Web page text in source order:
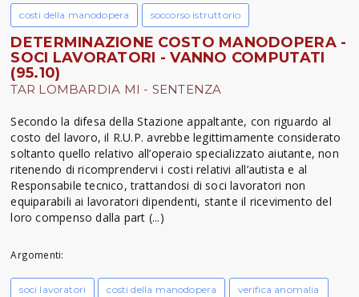
costi della manodopera soccorso istruttorio
DETERMINAZIONE COSTO MANODOPERA -
SOCI LAVORATORI - VANNO COMPUTATI
(95.10)
TAR LOMBARDIA MI - SENTENZA
Secondo la difesa della Stazione appaltante, con riguardo al
costo del lavoro, il R.U.P. avrebbe legittimamente considerato
soltanto quello relativo all’operaio specializzato aiutante, non
ritenendo di ricomprendervi i costi relativi all’autista e al
Responsabile tecnico, trattandosi di soci lavoratori non
equiparabili ai lavoratori dipendenti, stante il ricevimento del
loro compenso dalla part (...)
Argomenti:
soci lavoratori costi della manodopera verifica anomalia